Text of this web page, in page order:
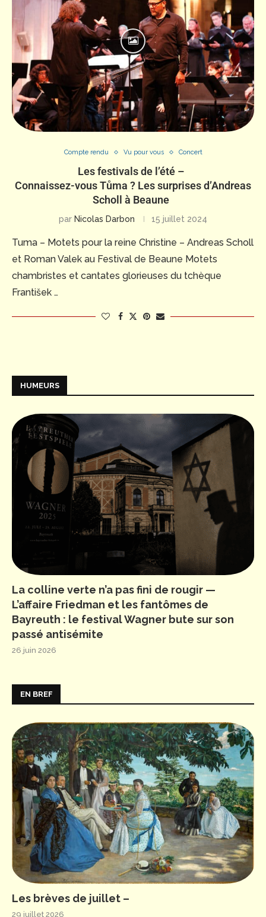
Compte rendu Vu pour vous Concert
Les festivals de l’été –
Connaissez-vous Tůma ? Les surprises d’Andreas
Scholl à Beaune
par Nicolas Darbon 15 juillet 2024
Tuma – Motets pour la reine Christine – Andreas Scholl
et Roman Valek au Festival de Beaune Motets
chambristes et cantates glorieuses du tchèque
František …
HUMEURS
La colline verte n’a pas fini de rougir —
L’affaire Friedman et les fantômes de
Bayreuth : le festival Wagner bute sur son
passé antisémite
26 juin 2026
EN BREF
Les brèves de juillet –
29 juillet 2026